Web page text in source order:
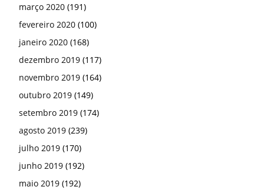
março 2020 (191)
fevereiro 2020 (100)
janeiro 2020 (168)
dezembro 2019 (117)
novembro 2019 (164)
outubro 2019 (149)
setembro 2019 (174)
agosto 2019 (239)
julho 2019 (170)
junho 2019 (192)
maio 2019 (192)